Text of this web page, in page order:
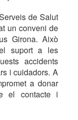
de Salut
un conveni de
Girona. Això
suport a les
accidents
i cuidadors. A
a donar
el contacte i